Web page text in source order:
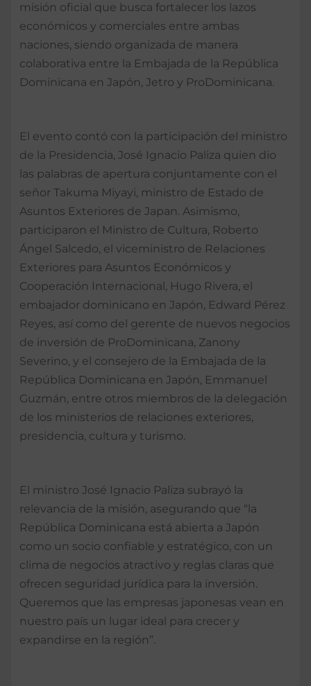
misión oficial que busca fortalecer los lazos
económicos y comerciales entre ambas
naciones, siendo organizada de manera
colaborativa entre la Embajada de la República
Dominicana en Japón, Jetro y ProDominicana.
El evento contó con la participación del ministro
de la Presidencia, José Ignacio Paliza quien dio
las palabras de apertura conjuntamente con el
señor Takuma Miyayi, ministro de Estado de
Asuntos Exteriores de Japan. Asimismo,
participaron el Ministro de Cultura, Roberto
Ángel Salcedo, el viceministro de Relaciones
Exteriores para Asuntos Económicos y
Cooperación Internacional, Hugo Rivera, el
embajador dominicano en Japón, Edward Pérez
Reyes, así como del gerente de nuevos negocios
de inversión de ProDominicana, Zanony
Severino, y el consejero de la Embajada de la
República Dominicana en Japón, Emmanuel
Guzmán, entre otros miembros de la delegación
de los ministerios de relaciones exteriores,
presidencia, cultura y turismo.
El ministro José Ignacio Paliza subrayó la
relevancia de la misión, asegurando que “la
República Dominicana está abierta a Japón
como un socio confiable y estratégico, con un
clima de negocios atractivo y reglas claras que
ofrecen seguridad jurídica para la inversión.
Queremos que las empresas japonesas vean en
nuestro país un lugar ideal para crecer y
expandirse en la región”.